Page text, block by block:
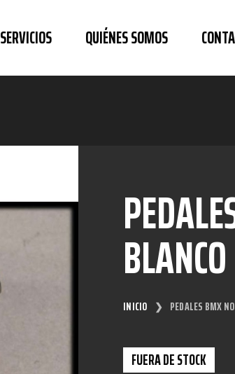
SERVICIOS QUIÉNES SOMOS
INICIO PEDALES BMX
FUERA DE STOCK